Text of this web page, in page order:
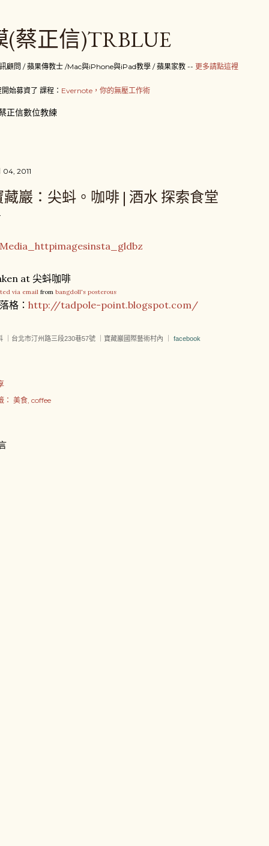
(蔡正信)TRBLUE
顧問 / 蘋果傳教士 /Mac與iPhone與iPad教學 / 蘋果家教 -- 更多請點這裡
始募資了 課程： Evernote，你的無壓工作術
正信數位教練
04, 2011
藏巖：尖蚪。咖啡 | 酒水 探索食堂
at 尖蚪咖啡
via email from bangdoll's posterous
格： http://tadpole-point.blogspot.com/
｜台北市汀州路三段230巷57號 ｜寶藏巖國際藝術村內 ｜ facebook
： 美食 coffee